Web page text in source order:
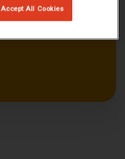
Accept All Cookies